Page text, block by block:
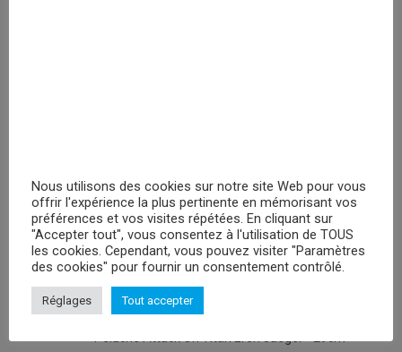
Peluches Hello Kitty Keroppy- 30cm
Veuillez vous enregistrer
Peluche Attack On Titan Levi - 29cm
Veuillez vous enregistrer
Peluche Attack On Titan Eren Jaeger - 29cm
Nous utilisons des cookies sur notre site Web pour vous
offrir l'expérience la plus pertinente en mémorisant vos
préférences et vos visites répétées. En cliquant sur
"Accepter tout", vous consentez à l'utilisation de TOUS
les cookies. Cependant, vous pouvez visiter "Paramètres
des cookies" pour fournir un consentement contrôlé.
Réglages Tout accepter